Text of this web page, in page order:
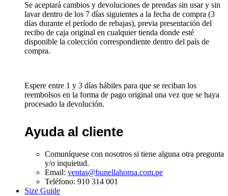
Se aceptará cambios y devoluciones de prendas sin usar y sin
lavar dentro de los 7 días siguientes a la fecha de compra (3
días durante el período de rebajas), previa presentación del
recibo de caja original en cualquier tienda donde esté
disponible la colección correspondiente dentro del país de
compra.
Espere entre 1 y 3 días hábiles para que se reciban los
reembolsos en la forma de pago original una vez que se haya
procesado la devolución.
Ayuda al cliente
Comuníquese con nosotros si tiene alguna otra pregunta
y/o inquietud.
Email: ventas@bunellahorna.com.pe
Teléfono: 910 314 001
Size Guide